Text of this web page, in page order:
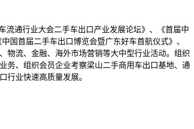
流通行业大会二手车出口产业发展论坛》、《首届中
国首届二手车出口博览会暨广东好车首航仪式》、
物流、金融、海外市场营销等大中型行业活动。组织
务、组织会员企业考察梁山二手商用车出口基地、通
行业快速高质量发展。